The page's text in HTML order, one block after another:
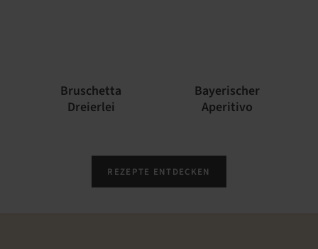
Bruschetta
Dreierlei
Bayerischer
Aperitivo
REZEPTE ENTDECKEN